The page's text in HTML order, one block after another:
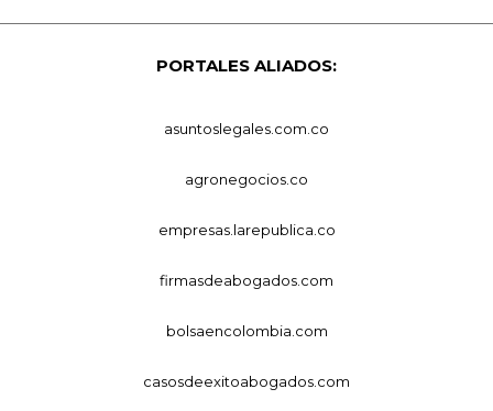
PORTALES ALIADOS:
asuntoslegales.com.co
agronegocios.co
empresas.larepublica.co
firmasdeabogados.com
bolsaencolombia.com
casosdeexitoabogados.com